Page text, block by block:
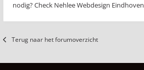
nodig? Check Nehlee Webdesign Eindhoven
Terug naar het forumoverzicht